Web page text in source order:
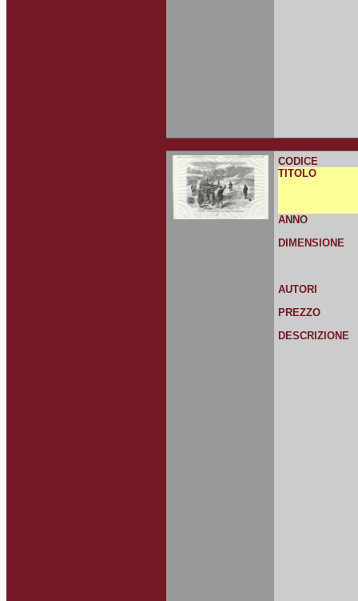
CODICE
TITOLO
ANNO
DIMENSIONE
AUTORI
PREZZO
DESCRIZIONE